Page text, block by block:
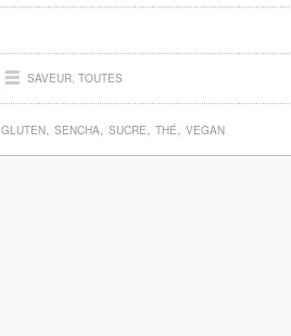
SAVEUR, TOUTES
GLUTEN, SENCHA, SUCRE, THÉ, VEGAN